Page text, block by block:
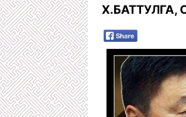
Х.БАТТУЛГА,